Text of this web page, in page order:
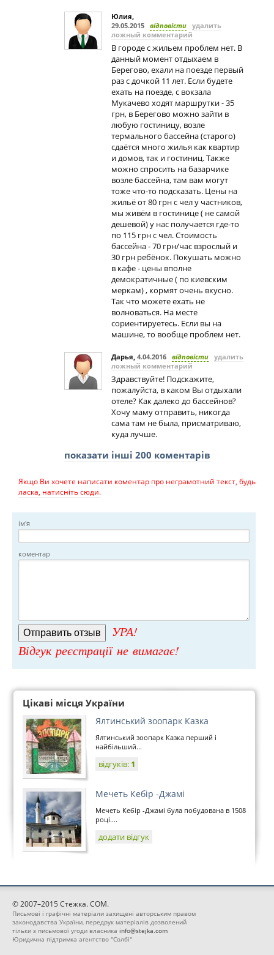
Юлия,
29.05.2015 відповісти удалить
ложный комментарий
В городе с жильем проблем нет. В
данный момент отдыхаем в
Берегово, ехали на поезде первый
раз с дочкой 11 лет. Если будете
ехать на поезде, с вокзала
Мукачево ходят маршрутки - 35
грн, в Берегово можно зайти в
любую гостиницу, возле
термального бассейна (старого)
сдаётся много жилья как квартир
и домов, так и гостиниц. Также
можно спросить на базарчике
возле бассейна, там вам могут
тоже что-то подсказать. Цены на
жильё от 80 грн с чел у частников,
мы живём в гостинице ( не самой
дешевой) у нас получается где-то
по 115 грн с чел. Стоимость
бассейна - 70 грн/час взрослый и
30 грн ребёнок. Покушать можно
в кафе - цены вполне
демократичные ( по киевским
меркам) , кормят очень вкусно.
Так что можете ехать не
волноваться. На месте
сориентируетесь. Если вы на
машине, то вообще проблем нет.
Дарья, 4.04.2016 відповісти удалить
ложный комментарий
Здравствуйте! Подскажите,
пожалуйста, в каком Вы отдыхали
отеле? Как далеко до бассейнов?
Хочу маму отправить, никогда
сама там не была, присматриваю,
куда лучше.
показати інші 200 коментарів
Якщо Ви хочете написати коментар про неграмотний текст, будь
ласка, натисніть сюди.
ім'я
коментар
УРА!
Відгук реєстрації не вимагає!
Цікаві місця України
Ялтинський зоопарк Казка
Ялтинський зоопарк Казка перший і
найбільший...
відгуків: 1
Мечеть Кебір -Джамі
Мечеть Кебір -Джамі була побудована в 1508
році....
додати відгук
© 2007–2015 Стежка. COM.
Письмові і графічні матеріали захищені авторським правом
законодавства України, передрук матеріалів дозволений
тільки з письмової угоди власника info@stejka.com
Юридична підтримка агентство "Солбі"